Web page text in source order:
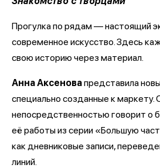
Прогулка по рядам — настоящий
современное искусство. Здесь
свою историю через материал.
Анна Аксеновапредставила
специально созданные к маркету.
непосредственностью говорит о
её работы из серии «Большую
как дневниковые записи,
линий.